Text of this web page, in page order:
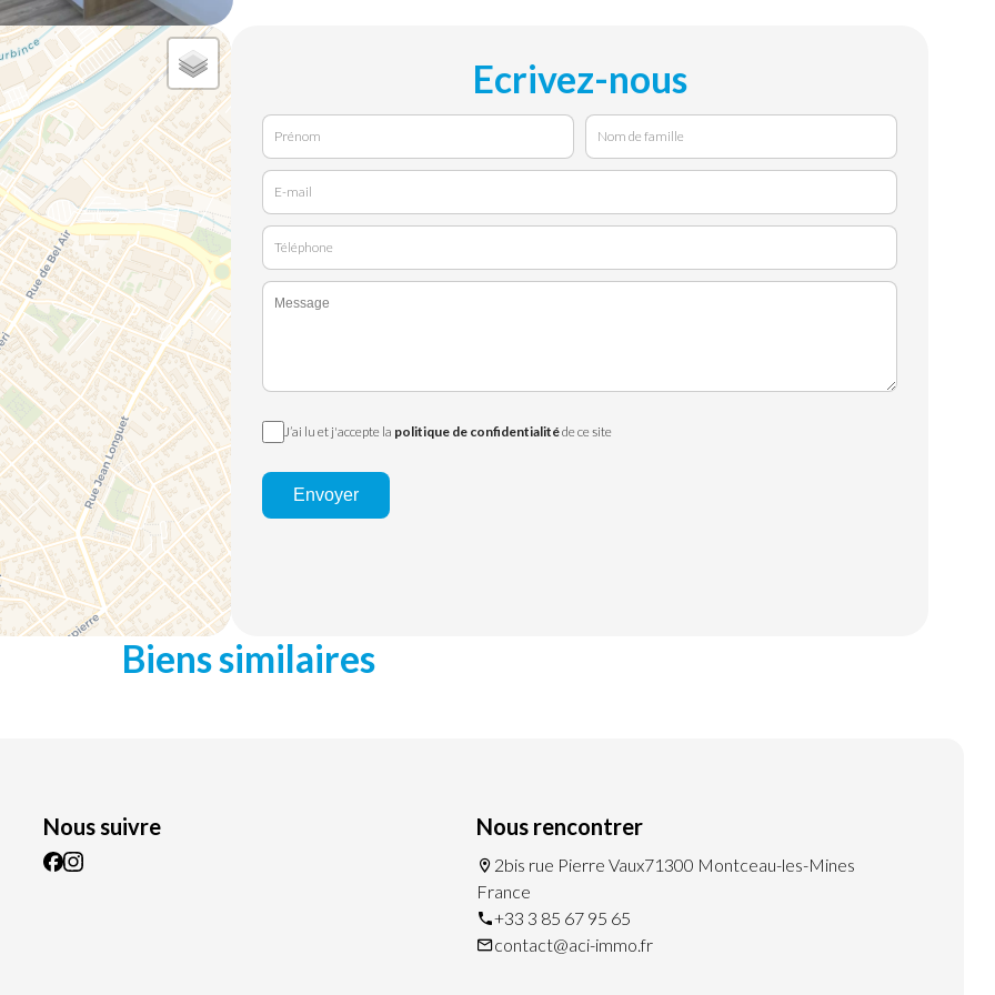
Ecrivez-nous
J’ai lu et j'accepte la politique de confidentialitéde ce site
Envoyer
Biens similaires
Nous suivre Nous rencontrer
2bis rue Pierre Vaux71300 Montceau-les-Mines
France
+33 3 85 67 95 65
contact@aci-immo.fr